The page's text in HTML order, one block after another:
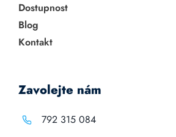
Dostupnost
Blog
Kontakt
Zavolejte nám
792 315 084